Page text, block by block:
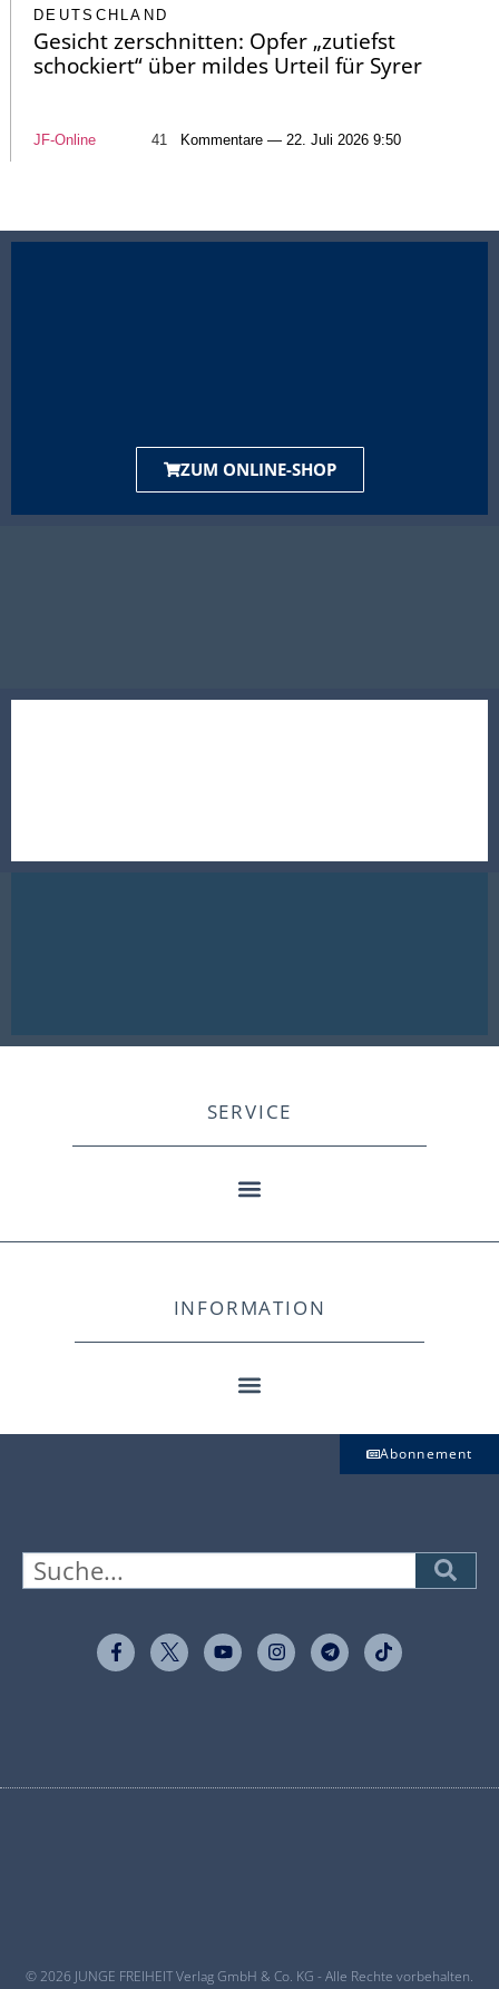
DEUTSCHLAND
Gesicht zerschnitten: Opfer „zutiefst
schockiert“ über mildes Urteil für Syrer
JF-Online 41 Kommentare — 22. Juli 2026 9:50
ZUM ONLINE-SHOP
SERVICE
INFORMATION
Abonnement
© 2026 JUNGE FREIHEIT Verlag GmbH & Co. KG - Alle Rechte vorbehalten.